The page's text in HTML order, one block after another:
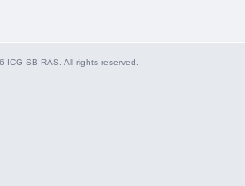
ICG SB RAS. All rights reserved.